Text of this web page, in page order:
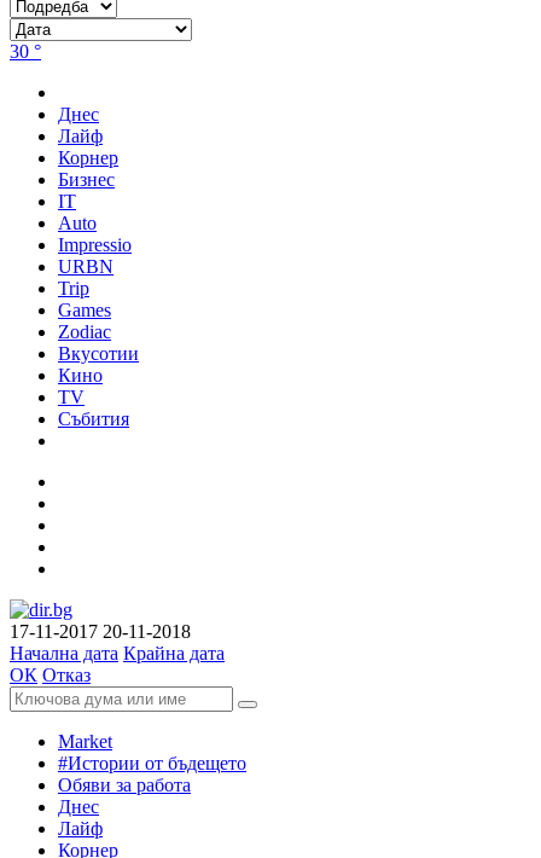
30 °
Днес
Лайф
Корнер
Бизнес
IT
Auto
Impressio
URBN
Trip
Games
Zodiac
Вкусотии
Кино
TV
Събития
17-11-2017 20-11-2018
Начална дата Крайна дата
ОК Отказ
Market
#Истории от бъдещето
Обяви за работа
Днес
Лайф
Корнер